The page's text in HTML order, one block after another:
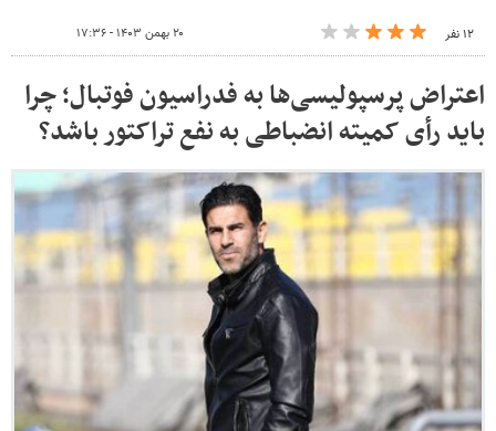
۱۲ نفر ۲۰ بهمن ۱۴۰۳ - ۱۷:۳۶
اعتراض پرسپولیسی‌ها به فدراسیون فوتبال؛ چرا
باید رأی کمیته انضباطی به نفع تراکتور باشد؟